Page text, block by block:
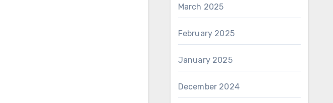
March 2025
February 2025
January 2025
December 2024